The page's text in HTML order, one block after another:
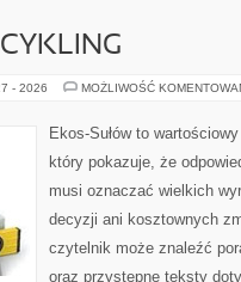
- 2026 MOŻLIWOŚĆ
Ekos-Sułów to
który pokazuje, że
musi oznaczać wielkich
decyzji ani kosztownych
czytelnik może znaleźć
oraz przystępne teksty